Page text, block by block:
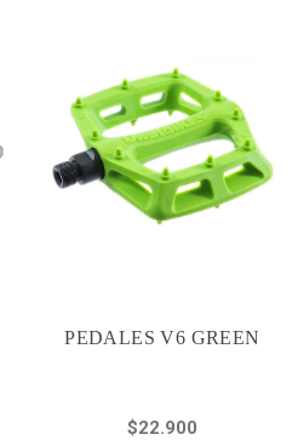
PEDALES V6 GREEN
$22.900